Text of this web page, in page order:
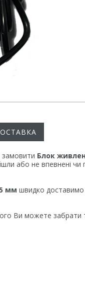
Блок
або не впевнені чи
мм швидко доставимо
Ви можете забрати